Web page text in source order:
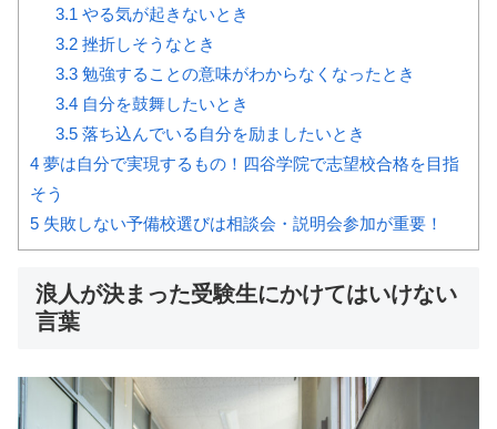
3.1 やる気が起きないとき
3.2挫折しそうなとき
3.3勉強することの意味がわからなくなったとき
3.4自分を鼓舞したいとき
3.5落ち込んでいる自分を励ましたいとき
4 夢は自分で実現するもの！四谷学院で志望校合格を目指
そう
5 失敗しない予備校選びは相談会・説明会参加が重要！
浪人が決まった受験生にかけてはいけない
言葉